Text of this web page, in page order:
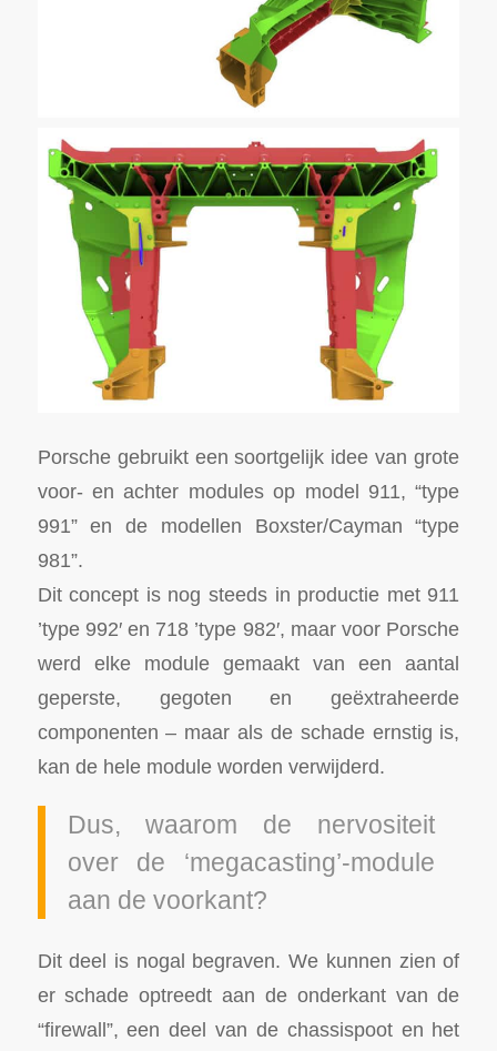
Porsche gebruikt een soortgelijk idee van grote
voor- en achter modules op model 911, “type
991” en de modellen Boxster/Cayman “type
981”.
Dit concept is nog steeds in productie met 911
’type 992′ en 718 ’type 982′, maar voor Porsche
werd elke module gemaakt van een aantal
geperste, gegoten en geëxtraheerde
componenten – maar als de schade ernstig is,
kan de hele module worden verwijderd.
Dus, waarom de nervositeit
over de ‘megacasting’-module
aan de voorkant?
Dit deel is nogal begraven. We kunnen zien of
er schade optreedt aan de onderkant van de
“firewall”, een deel van de chassispoot en het